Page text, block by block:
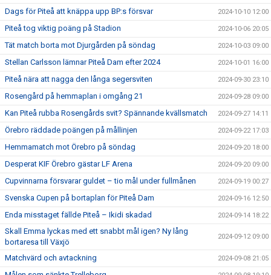
Dags för Piteå att knäppa upp BP:s försvar 2024-10-10 12:00
Piteå tog viktig poäng på Stadion 2024-10-06 20:05
Tät match borta mot Djurgården på söndag 2024-10-03 09:00
Stellan Carlsson lämnar Piteå Dam efter 2024 2024-10-01 16:00
Piteå nära att nagga den långa segersviten 2024-09-30 23:10
Rosengård på hemmaplan i omgång 21 2024-09-28 09:00
Kan Piteå rubba Rosengårds svit? Spännande kvällsmatch 2024-09-27 14:11
Örebro räddade poängen på mållinjen 2024-09-22 17:03
Hemmamatch mot Örebro på söndag 2024-09-20 18:00
Desperat KIF Örebro gästar LF Arena 2024-09-20 09:00
Cupvinnarna försvarar guldet – tio mål under fullmånen 2024-09-19 00:27
Svenska Cupen på bortaplan för Piteå Dam 2024-09-16 12:50
Enda misstaget fällde Piteå – Ikidi skadad 2024-09-14 18:22
Skall Emma lyckas med ett snabbt mål igen? Ny lång
bortaresa till Växjö
2024-09-12 09:00
Matchvärd och avtackning 2024-09-08 21:05